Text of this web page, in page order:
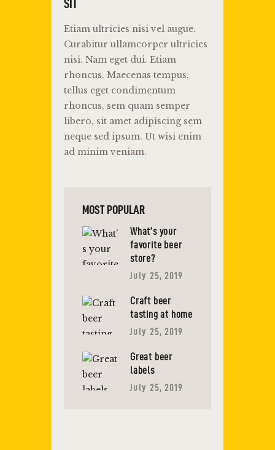
SIT
Etiam ultricies nisi vel augue.
Curabitur ullamcorper ultricies
nisi. Nam eget dui. Etiam
rhoncus. Maecenas tempus,
tellus eget condimentum
rhoncus, sem quam semper
libero, sit amet adipiscing sem
neque sed ipsum. Ut wisi enim
ad minim veniam.
MOST POPULAR
What’s your
favorite beer
store?
July 25, 2019
Craft beer
tasting at home
July 25, 2019
Great beer
labels
July 25, 2019